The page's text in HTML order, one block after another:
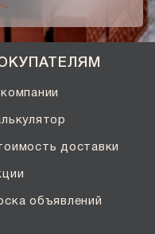
доставки
объявлений